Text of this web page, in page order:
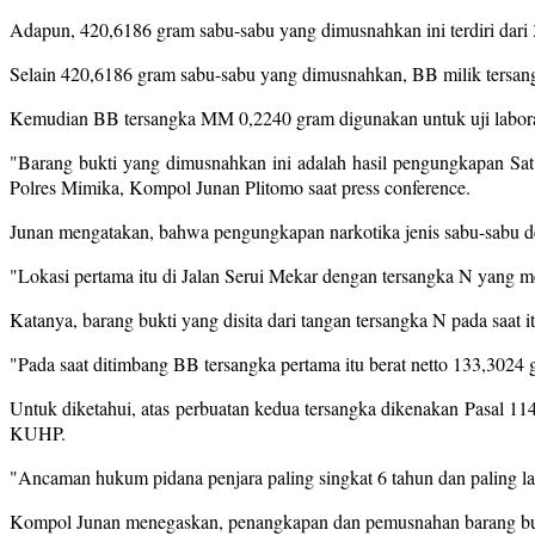
Adapun, 420,6186 gram sabu-sabu yang dimusnahkan ini terdiri
Selain 420,6186 gram sabu-sabu yang dimusnahkan, BB milik
Kemudian BB tersangka MM 0,2240 gram digunakan untuk uji
"Barang bukti yang dimusnahkan ini adalah hasil pengungkapan
Polres Mimika, Kompol Junan Plitomo saat press conference.
Junan mengatakan, bahwa pengungkapan narkotika jenis sabu-
"Lokasi pertama itu di Jalan Serui Mekar dengan tersangka N yang
Katanya, barang bukti yang disita dari tangan tersangka N pada
"Pada saat ditimbang BB tersangka pertama itu berat netto
Untuk diketahui, atas perbuatan kedua tersangka dikenakan Pasal
KUHP.
"Ancaman hukum pidana penjara paling singkat 6 tahun dan paling
Kompol Junan menegaskan, penangkapan dan pemusnahan